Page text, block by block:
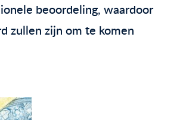
beoordeling, waardoor
zullen zijn om te komen